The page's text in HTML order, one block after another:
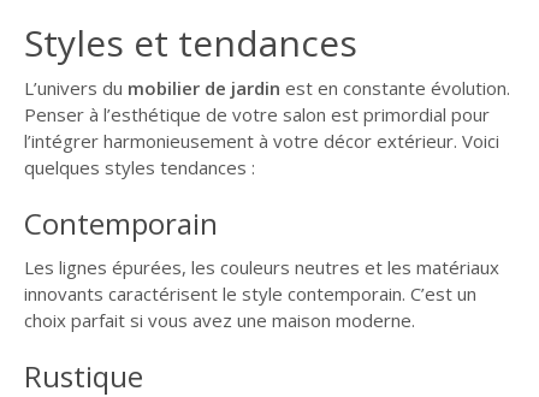
Styles et tendances
L’univers du mobilier de jardin est en constante évolution.
Penser à l’esthétique de votre salon est primordial pour
l’intégrer harmonieusement à votre décor extérieur. Voici
quelques styles tendances :
Contemporain
Les lignes épurées, les couleurs neutres et les matériaux
innovants caractérisent le style contemporain. C’est un
choix parfait si vous avez une maison moderne.
Rustique